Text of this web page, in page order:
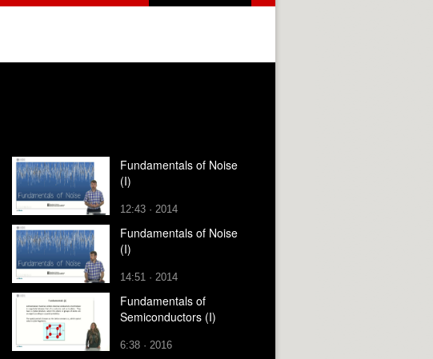
Fundamentals of Noise
(I)
12:43 · 2014
Fundamentals of Noise
(I)
14:51 · 2014
Fundamentals of
Semiconductors (I)
6:38 · 2016